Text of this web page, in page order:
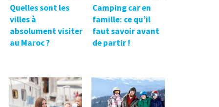
Quelles sont les
villes à
absolument visiter
au Maroc ?
Camping car en
famille: ce qu’il
faut savoir avant
de partir !